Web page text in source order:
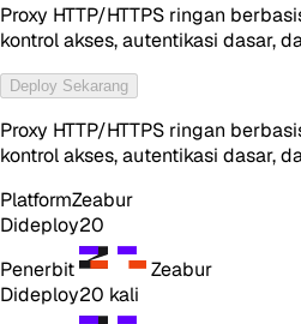
Proxy HTTP/HTTPS ringan
kontrol akses, autentikasi dasar,
Deploy Sekarang
Proxy HTTP/HTTPS ringan
kontrol akses, autentikasi dasar,
PlatformZeabur
Dideploy20
Penerbit
Zeabur
Dideploy20 kali